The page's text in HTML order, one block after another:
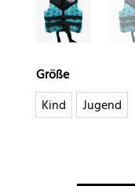
Größe
Kind
Jugend